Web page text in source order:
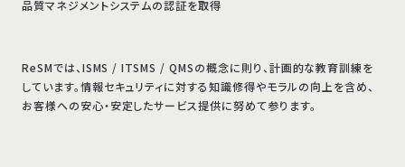
品質マネジメントシステムの認証を取得
ReSMでは、ISMS / ITSMS / QMSの概念に則り、計画的な教育訓練を
しています。情報セキュリティに対する知識修得やモラルの向上を含め、
お客様への安心・安定したサービス提供に努めて参ります。